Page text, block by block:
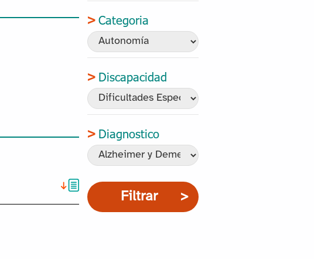
Categoria
Discapacidad
Diagnostico
Filtrar